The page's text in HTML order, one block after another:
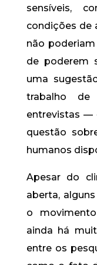
sensíveis,
condições de
não
de poderem
uma
trabalho
entrevistas —
questão
humanos
Apesar do
aberta,
o
ainda há
entre os